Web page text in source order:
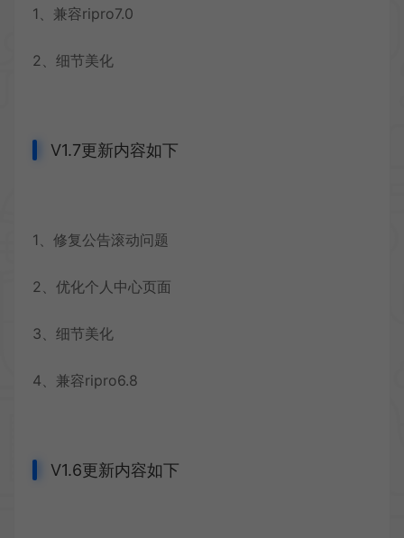
1、兼容ripro7.0
2、细节美化
V1.7更新内容如下
1、修复公告滚动问题
2、优化个人中心页面
3、细节美化
4、兼容ripro6.8
V1.6更新内容如下